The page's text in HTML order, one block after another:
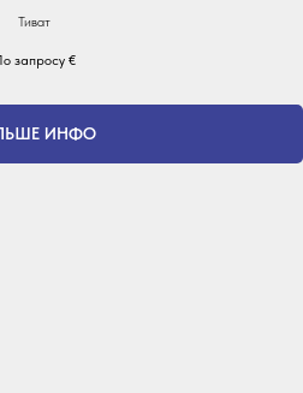
Тиват
запросу €
ИНФО